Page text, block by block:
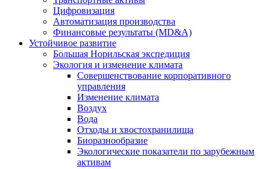
Цифровизация
Автоматизация производства
Финансовые результаты (MD&A)
Устойчивое развитие
Большая Норильская экспедиция
Экология и изменение климата
Совершенствование корпоративного
управления
Изменение климата
Воздух
Вода
Отходы и хвостохранилища
Биоразнообразие
Экологические показатели по зарубежным
активам